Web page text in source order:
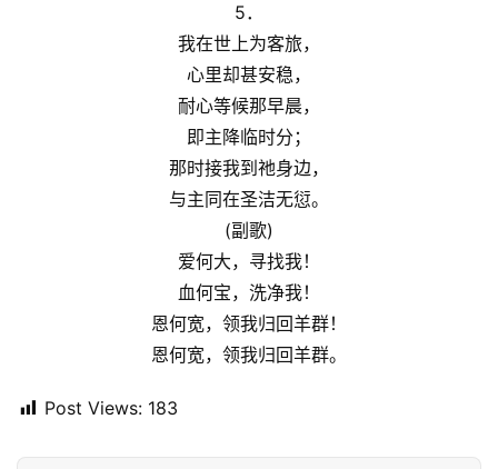
5．
我在世上为客旅，
心里却甚安稳，
耐心等候那早晨，
即主降临时分；
那时接我到祂身边，
与主同在圣洁无愆。
(副歌)
爱何大，寻找我！
血何宝，洗净我！
恩何宽，领我归回羊群！
恩何宽，领我归回羊群。
Post Views: 183